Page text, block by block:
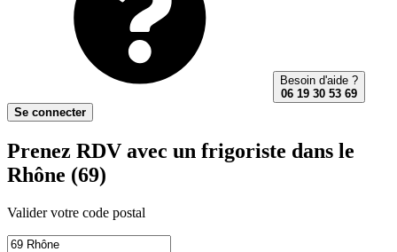
Besoin d'aide ?
06 19 30 53 69
Se connecter
Prenez RDV avec un frigoriste dans le
Rhône (69)
Valider votre code postal